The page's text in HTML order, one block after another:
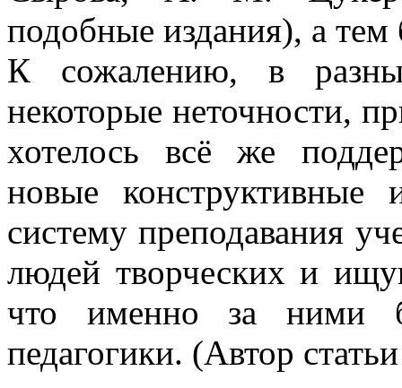
подобные издания), а тем
К сожалению, в
некоторые неточности,
хотелось всё же
новые
систему преподавания
людей творческих и
что именно за ними
педагогики. (Автор